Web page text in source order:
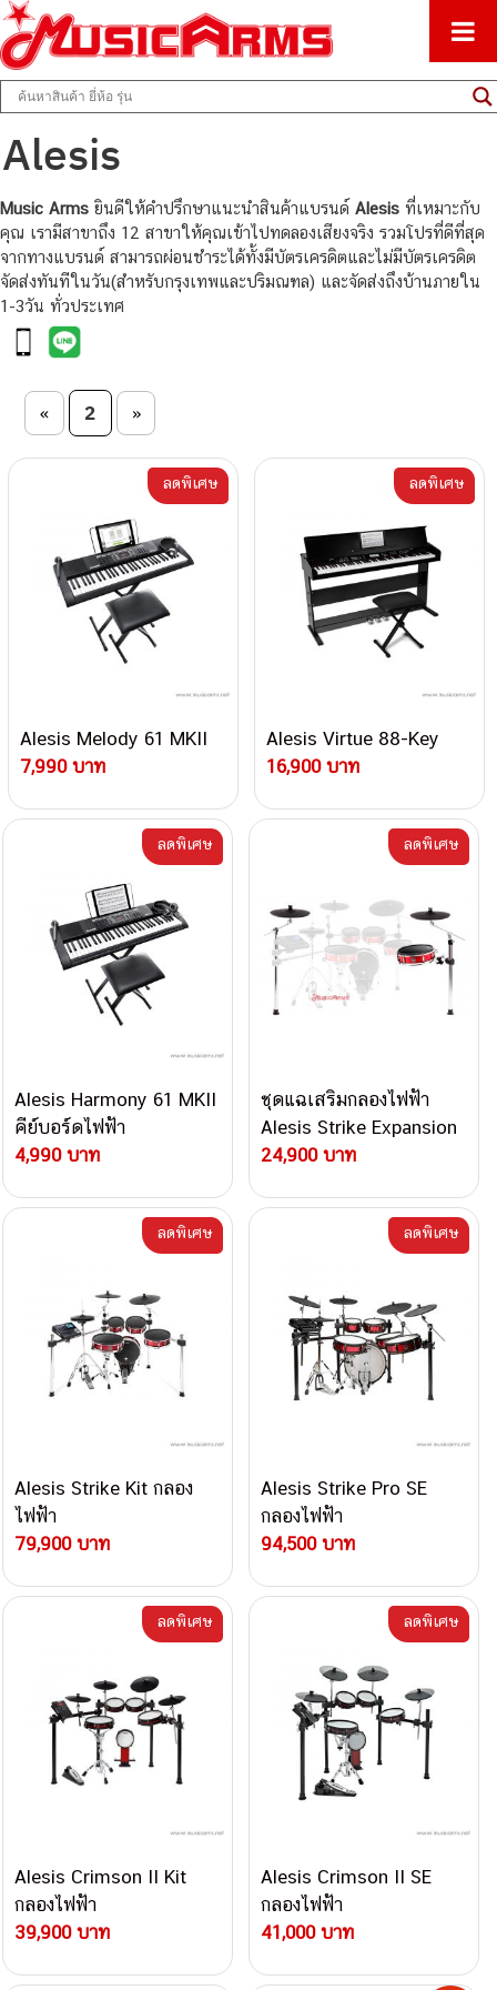
Music Arms
ศูนย์รวมครื่องดนตรีทุกชนิด ตั้งแต่เริ่มต้นถึงมืออาชีพ
Alesis
Music Arms ยินดีให้คำปรึกษาแนะนำสินค้าแบรนด์ Alesis ที่เหมาะกับ
คุณ เรามีสาขาถึง 12 สาขาให้คุณเข้าไปทดลองเสียงจริง รวมโปรที่ดีที่สุด
จากทางแบรนด์ สามารถผ่อนชำระได้ทั้งมีบัตรเครดิตและไม่มีบัตรเครดิต
จัดส่งทันทีในวัน(สำหรับกรุงเทพและปริมณฑล) และจัดส่งถึงบ้านภายใน
1-3วัน ทั่วประเทศ
Post navigation
« 2 »
Alesis Melody 61 MKII
7,990 บาท
ลดพิเศษ
Alesis Virtue 88-Key
16,900 บาท
ลดพิเศษ
Alesis Harmony 61 MKII
คีย์บอร์ดไฟฟ้า
4,990 บาท
ลดพิเศษ
ชุดแฉเสริมกลองไฟฟ้า
Alesis Strike Expansion
Pack
24,900 บาท
ลดพิเศษ
Alesis Strike Kit กลอง
ไฟฟ้า
79,900 บาท
ลดพิเศษ
Alesis Strike Pro SE
กลองไฟฟ้า
94,500 บาท
ลดพิเศษ
Alesis Crimson II Kit
กลองไฟฟ้า
39,900 บาท
ลดพิเศษ
Alesis Crimson II SE
กลองไฟฟ้า
41,000 บาท
ลดพิเศษ